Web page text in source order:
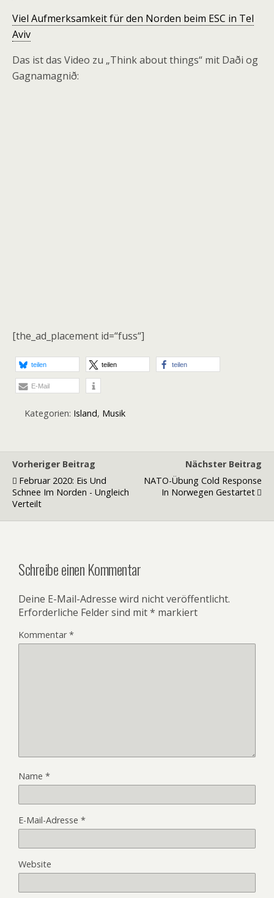
Viel Aufmerksamkeit für den Norden beim ESC in Tel
Aviv
Das ist das Video zu „Think about things“ mit Daði og
Gagnamagnið:
[the_ad_placement id=“fuss“]
teilen teilen teilen
E-Mail
Kategorien: Island, Musik
Vorheriger Beitrag
Februar 2020: Eis Und
Schnee Im Norden - Ungleich
Verteilt
Nächster Beitrag
NATO-Übung Cold Response
In Norwegen Gestartet
Schreibe einen Kommentar
Deine E-Mail-Adresse wird nicht veröffentlicht.
Erforderliche Felder sind mit* markiert
Kommentar*
Name *
E-Mail-Adresse *
Website